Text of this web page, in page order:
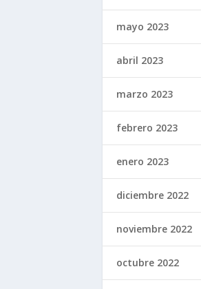
mayo 2023
abril 2023
marzo 2023
febrero 2023
enero 2023
diciembre 2022
noviembre 2022
octubre 2022